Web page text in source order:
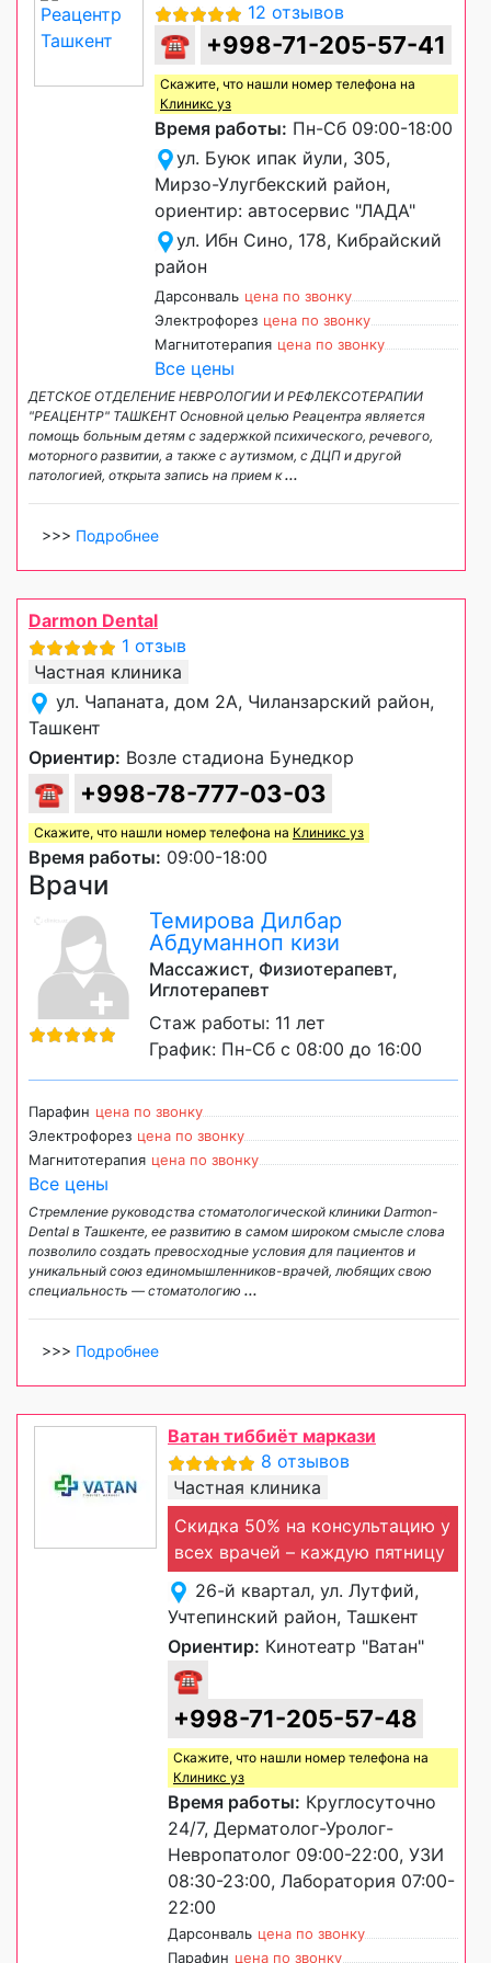
12 отзывов
☎ +998-71-205-57-41
Скажите, что нашли номер телефона на
Клиникс уз
Время работы: Пн-Сб 09:00-18:00
ул. Буюк ипак йули, 305,
Мирзо-Улугбекский район,
ориентир: автосервис "ЛАДА"
ул. Ибн Сино, 178, Кибрайский
район
Дарсонваль цена по звонку
Электрофорез цена по звонку
Магнитотерапия цена по звонку
Все цены
ДЕТСКОЕ ОТДЕЛЕНИЕ НЕВРОЛОГИИ И РЕФЛЕКСОТЕРАПИИ
"РЕАЦЕНТР" ТАШКЕНТ Основной целью Реацентра является
помощь больным детям с задержкой психического, речевого,
моторного развитии, а также с аутизмом, с ДЦП и другой
патологией, открыта запись на прием к...
>>> Подробнее
Darmon Dental
1 отзыв
Частная клиника
ул. Чапаната, дом 2А, Чиланзарский район,
Ташкент
Ориентир: Возле стадиона Бунедкор
☎ +998-78-777-03-03
Скажите, что нашли номер телефона на Клиникс уз
Время работы: 09:00-18:00
Врачи
Темирова Дилбар
Абдуманноп кизи
Массажист, Физиотерапевт,
Иглотерапевт
Стаж работы: 11 лет
График: Пн-Сб с 08:00 до 16:00
Парафин цена по звонку
Электрофорез цена по звонку
Магнитотерапия цена по звонку
Все цены
Стремление руководства стоматологической клиники Darmon-
Dental в Ташкенте, ее развитию в самом широком смысле слова
позволило создать превосходные условия для пациентов и
уникальный cоюз единомышленников-врачей, любящих свою
специальность — стоматологию ...
>>> Подробнее
Ватан тиббиёт маркази
8 отзывов
Частная клиника
Скидка 50% на консультацию у
всех врачей – каждую пятницу
26-й квартал, ул. Лутфий,
Учтепинский район, Ташкент
Ориентир: Кинотеатр "Ватан"
☎
+998-71-205-57-48
Скажите, что нашли номер телефона на
Клиникс уз
Время работы: Круглосуточно
24/7, Дерматолог-Уролог-
Невропатолог 09:00-22:00, УЗИ
08:30-23:00, Лаборатория 07:00-
22:00
Дарсонваль цена по звонку
Парафин цена по звонку